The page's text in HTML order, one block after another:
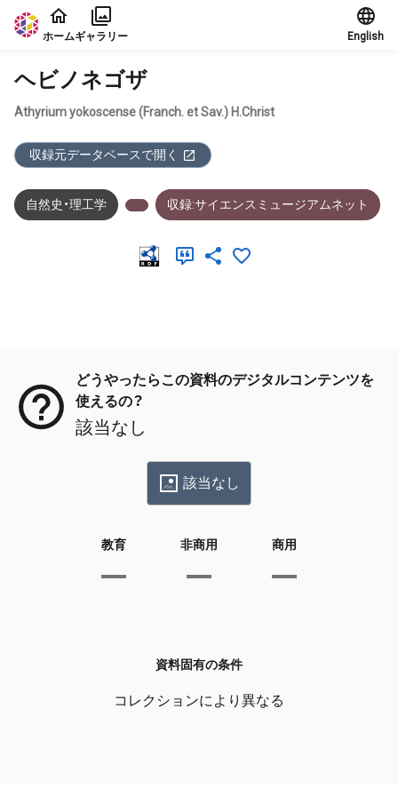
本文に飛ぶ
ホームギャラリー English
ヘビノネゴザ
Athyrium yokoscense (Franch. et Sav.) H.Christ
収録元データベースで開く
自然史・理工学 収録:サイエンスミュージアムネット
どうやったらこの資料のデジタルコンテンツを
使えるの？
該当なし
該当なし
教育 非商用 商用
資料固有の条件
コレクションにより異なる